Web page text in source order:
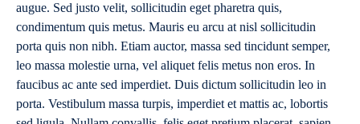
augue. Sed justo velit, sollicitudin eget pharetra quis,
condimentum quis metus. Mauris eu arcu at nisl sollicitudin
porta quis non nibh. Etiam auctor, massa sed tincidunt semper,
leo massa molestie urna, vel aliquet felis metus non eros. In
faucibus ac ante sed imperdiet. Duis dictum sollicitudin leo in
porta. Vestibulum massa turpis, imperdiet et mattis ac, lobortis